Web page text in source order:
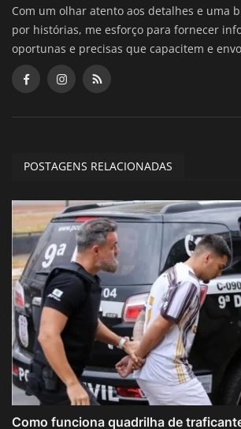
Com um olhar atento aos detalhes e uma
por histórias, me esforço para fornecer
oportunas e precisas que capacitem e
POSTAGENS RELACIONADAS
Como funciona quadrilha de